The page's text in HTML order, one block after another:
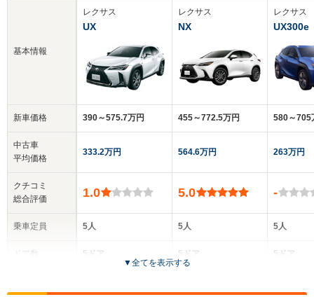
基本情報
新車価格
中古車
平均価格
クチコミ
総合評価
乗車定員
ドア数
レクサス
UX
390～575.7万円
333.2万円
1.0
5人
5ドア
全高
レクサス
NX
455～772.5万円
564.6万円
5.0
5人
5ドア
全高
レクサス
UX300e
580～705
263万円
-
5人
5ドア
全
▼全てを表示する